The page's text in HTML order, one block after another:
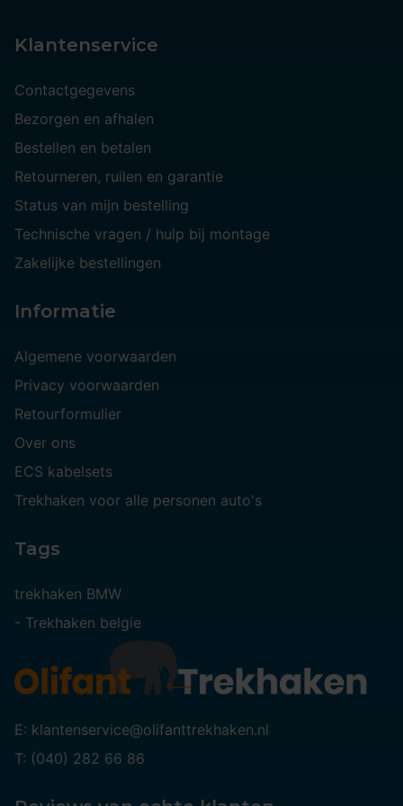
Klantenservice
Contactgegevens
Bezorgen en afhalen
Bestellen en betalen
Retourneren, ruilen en garantie
Status van mijn bestelling
Technische vragen / hulp bij montage
Zakelijke bestellingen
Informatie
Algemene voorwaarden
Privacy voorwaarden
Retourformulier
Over ons
ECS kabelsets
Trekhaken voor alle personen auto's
Tags
trekhaken BMW
- Trekhaken belgie
E: klantenservice@olifanttrekhaken.nl
T: (040) 282 66 86